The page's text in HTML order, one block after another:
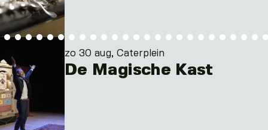
zo 30 aug, Caterplein
De Magische Kast